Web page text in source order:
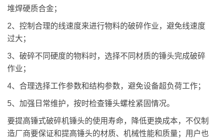
堆焊硬质合金；
2、控制合理的线速度来进行物料的破碎作业，避免线速度
过大；
3、破碎不同硬度的物料时，选择不同材质的锤头完成破碎
作业；
4、合理选择工作参数和结构参数，避免设备超负荷工作；
5、加强日常维护，按时检查锤头螺栓紧固情况。
要提高锤式破碎机锤头的使用寿命，降低更换成本，不仅制
造厂商要保证和提高锤头的材质、机械性能和质量；用户也